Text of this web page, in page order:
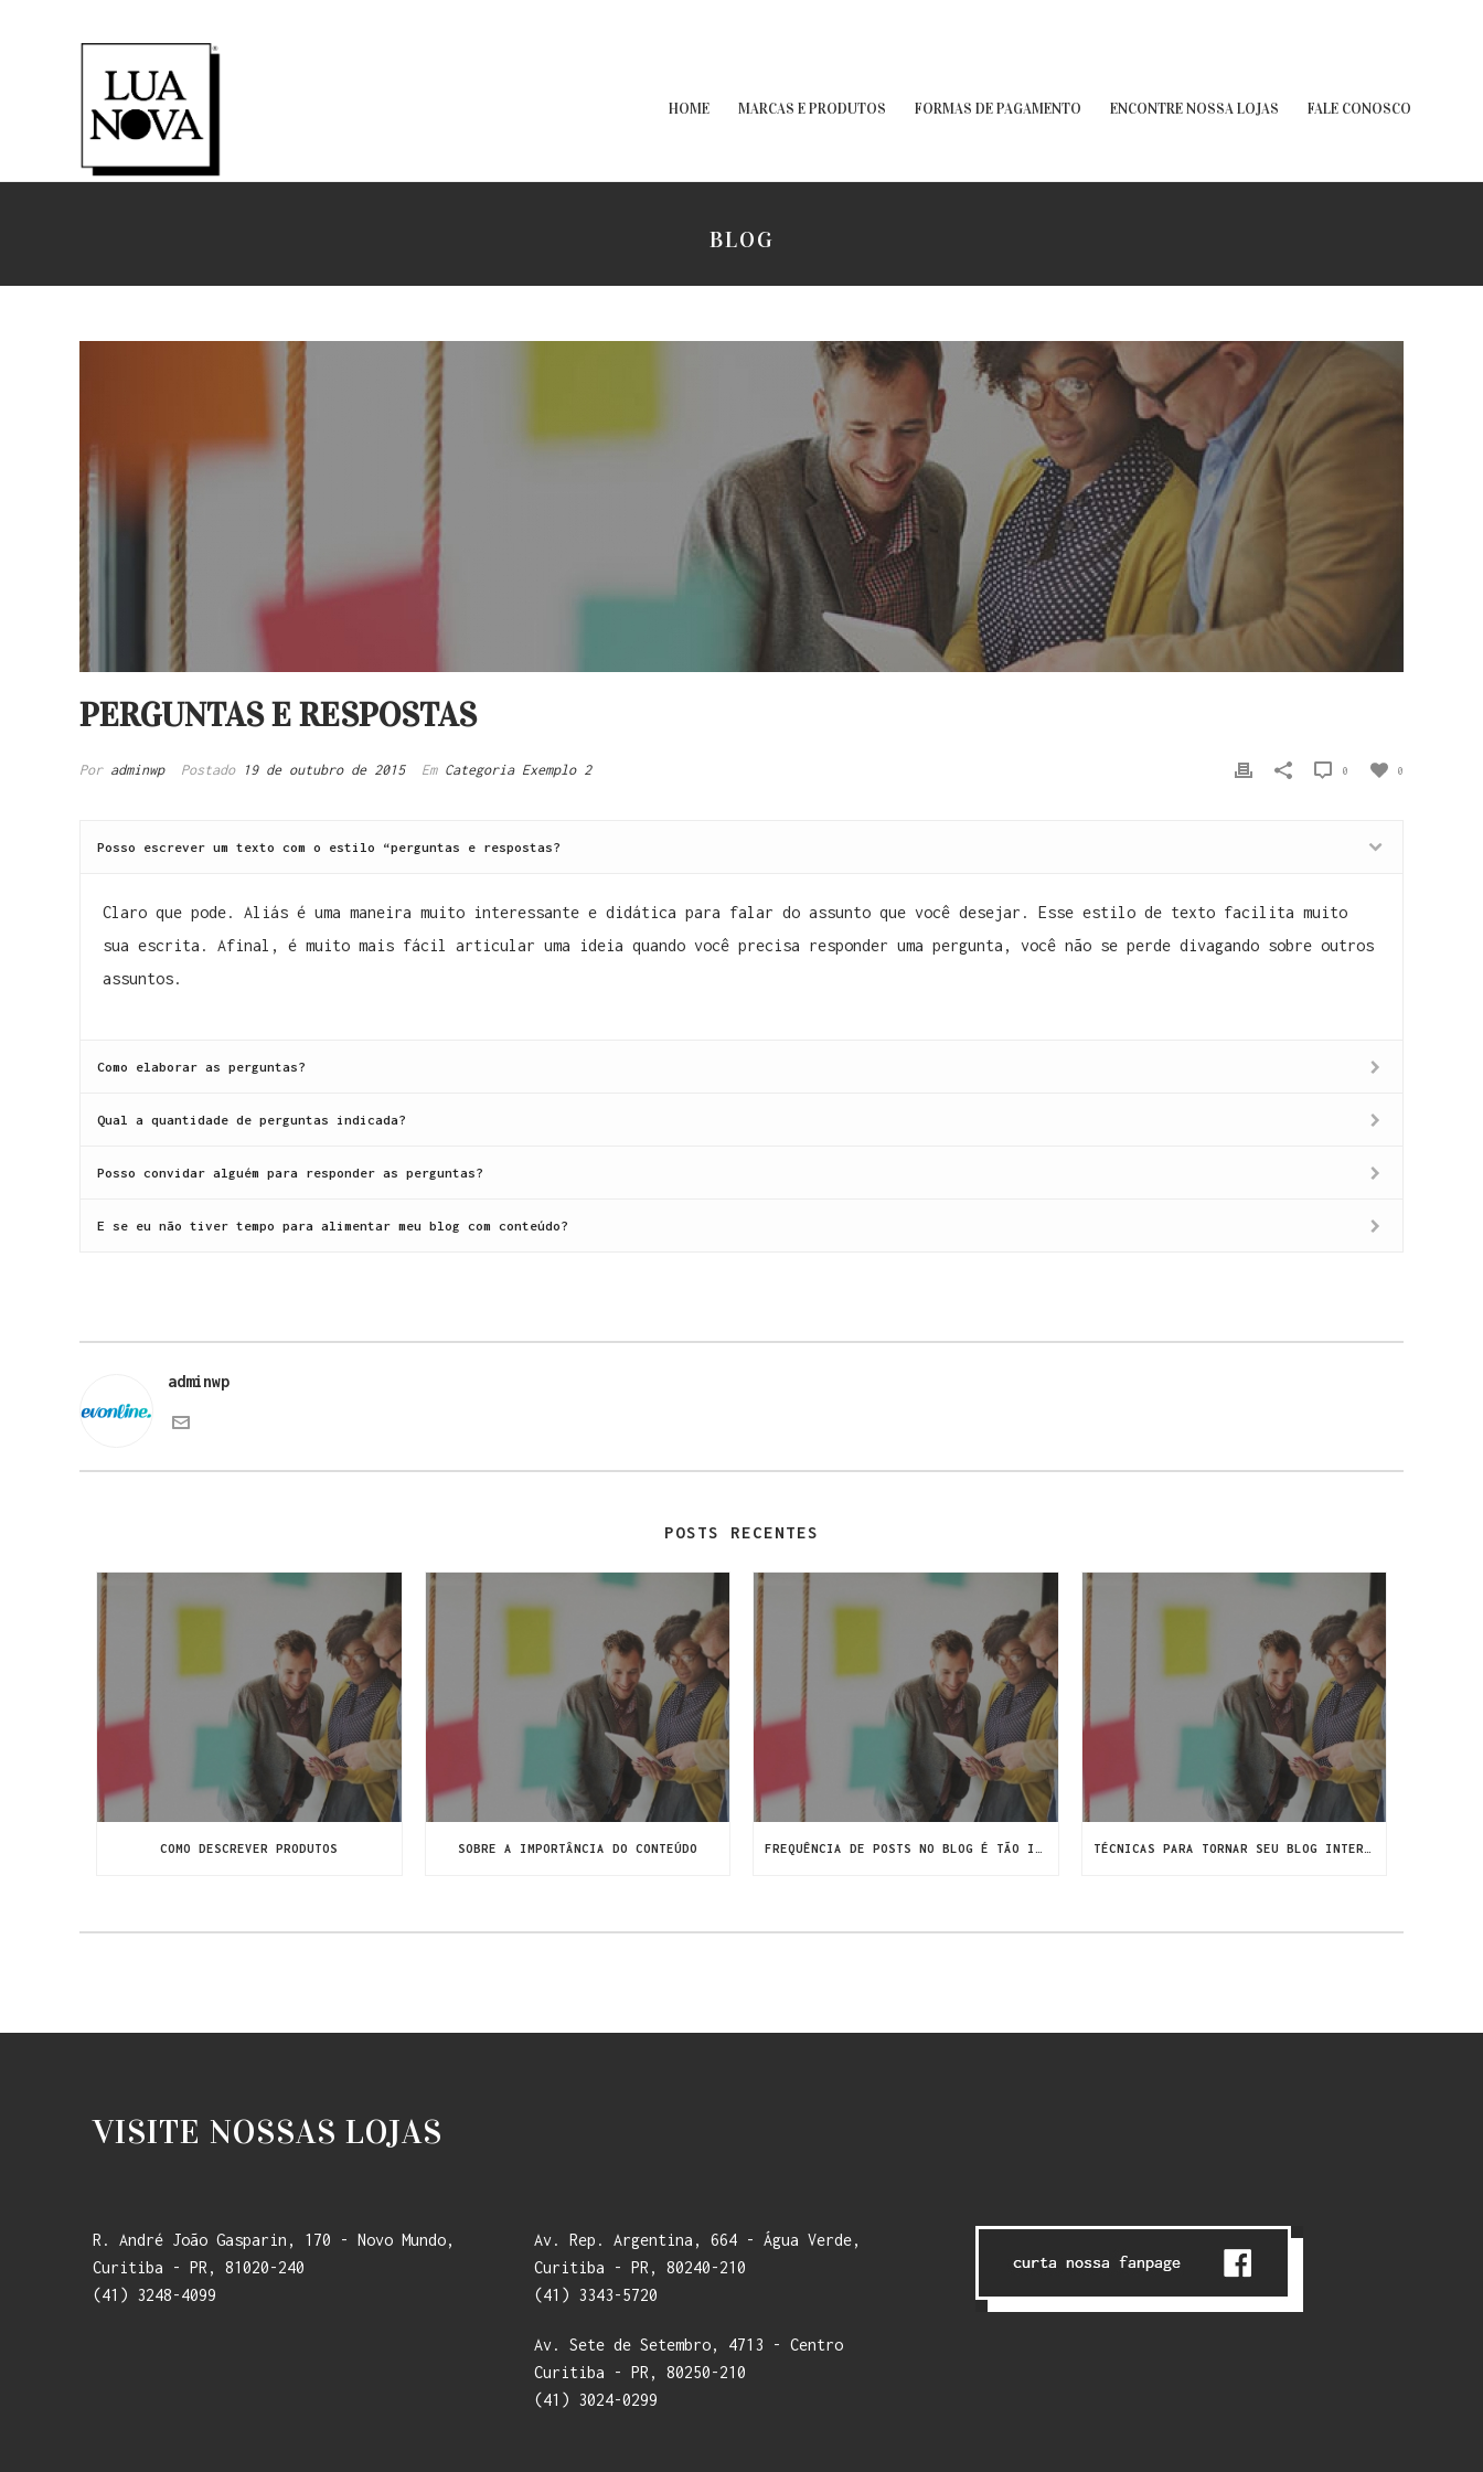
HOME MARCAS E PRODUTOS FORMAS DE PAGAMENTO ENCONTRE NOSSA LOJAS FALE CONOSCO
BLOG
PERGUNTAS E RESPOSTAS
Por adminwp Postado 19 de outubro de 2015 Em Categoria Exemplo 2 0
0
Posso escrever um texto com o estilo “perguntas e respostas?
Claro que pode. Aliás é uma maneira muito interessante e didática para falar do assunto que você desejar. Esse estilo de texto facilita muito
sua escrita. Afinal, é muito mais fácil articular uma ideia quando você precisa responder uma pergunta, você não se perde divagando sobre outros
assuntos.
Como elaborar as perguntas?
Qual a quantidade de perguntas indicada?
Posso convidar alguém para responder as perguntas?
E se eu não tiver tempo para alimentar meu blog com conteúdo?
adminwp
POSTS RECENTES
COMO DESCREVER PRODUTOS SOBRE A IMPORTÂNCIA DO CONTEÚDO FREQUÊNCIA DE POSTS NO BLOG É TÃO IMPORTANTE QUANTO O CONTEÚDO TÉCNICAS PARA TORNAR SEU BLOG INTERESSANTE
VISITE NOSSAS LOJAS
R. André João Gasparin, 170 - Novo Mundo,
Curitiba - PR, 81020-240
(41) 3248-4099
Av. Rep. Argentina, 664 - Água Verde,
Curitiba - PR, 80240-210
(41) 3343-5720
Av. Sete de Setembro, 4713 - Centro
Curitiba - PR, 80250-210
(41) 3024-0299